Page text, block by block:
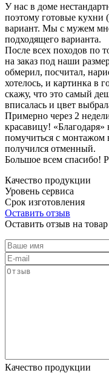
У нас в доме
поэтому готовые
вариант. Мы с мужем
подходящего варианта.
После всех походов по
на заказ под наши
обмерил, посчитал,
хотелось, и картинка в
скажу, что это самый
вписалась и цвет
Примерно через 2
красавицу!
помучиться с монтажом
получился отменный.
Большое всем спасибо!
Качество продукции
Уровень сервиса
Срок изготовления
Оставить отзыв
Оставить отзыв на
Качество продукции